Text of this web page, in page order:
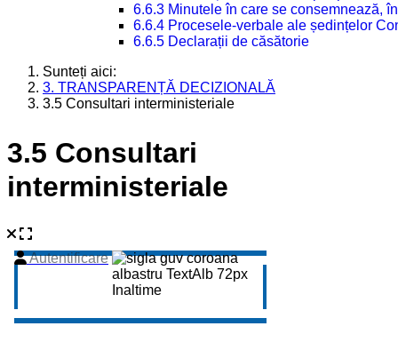
6.6.3 Minutele în care se consemnează,
6.6.4 Procesele-verbale ale ședințelor
6.6.5 Declarații de căsătorie
Sunteți aici:
3. TRANSPARENȚĂ DECIZIONALĂ
3.5 Consultari interministeriale
3.5 Consultari
interministeriale